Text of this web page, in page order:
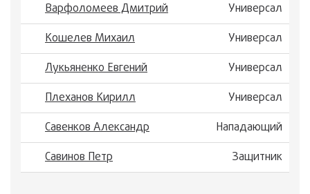
Варфоломеев Дмитрий
Универсал
Кошелев Михаил
Универсал
Лукьяненко Евгений
Универсал
Плеханов Кирилл
Универсал
Савенков Александр
Нападающий
Савинов Петр
Защитник